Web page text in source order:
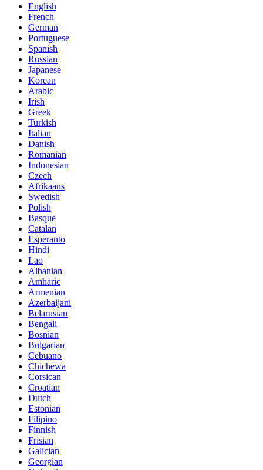
English
French
German
Portuguese
Spanish
Russian
Japanese
Korean
Arabic
Irish
Greek
Turkish
Italian
Danish
Romanian
Indonesian
Czech
Afrikaans
Swedish
Polish
Basque
Catalan
Esperanto
Hindi
Lao
Albanian
Amharic
Armenian
Azerbaijani
Belarusian
Bengali
Bosnian
Bulgarian
Cebuano
Chichewa
Corsican
Croatian
Dutch
Estonian
Filipino
Finnish
Frisian
Galician
Georgian